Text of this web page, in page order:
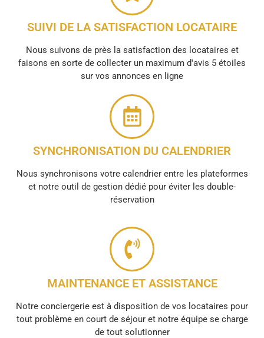
SUIVI DE LA SATISFACTION LOCATAIRE
Nous suivons de près la satisfaction des locataires et
faisons en sorte de collecter un maximum d'avis 5 étoiles
sur vos annonces en ligne
SYNCHRONISATION DU CALENDRIER
Nous synchronisons votre calendrier entre les plateformes
et notre outil de gestion dédié pour éviter les double-
réservation
MAINTENANCE ET ASSISTANCE
Notre conciergerie est à disposition de vos locataires pour
tout problème en court de séjour et notre équipe se charge
de tout solutionner